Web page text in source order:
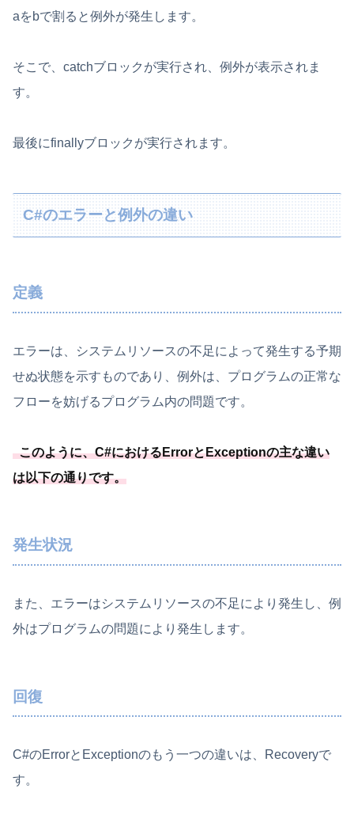
aをbで割ると例外が発生します。
そこで、catchブロックが実行され、例外が表示されま
す。
最後にfinallyブロックが実行されます。
C#のエラーと例外の違い
定義
エラーは、システムリソースの不足によって発生する予期
せぬ状態を示すものであり、例外は、プログラムの正常な
フローを妨げるプログラム内の問題です。
このように、C#におけるErrorとExceptionの主な違い
は以下の通りです。
発生状況
また、エラーはシステムリソースの不足により発生し、例
外はプログラムの問題により発生します。
回復
C#のErrorとExceptionのもう一つの違いは、Recoveryで
す。